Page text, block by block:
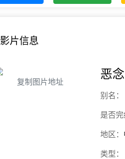
影片信息
复制图片地址
恶念
别名：
是否
地区：
类型：